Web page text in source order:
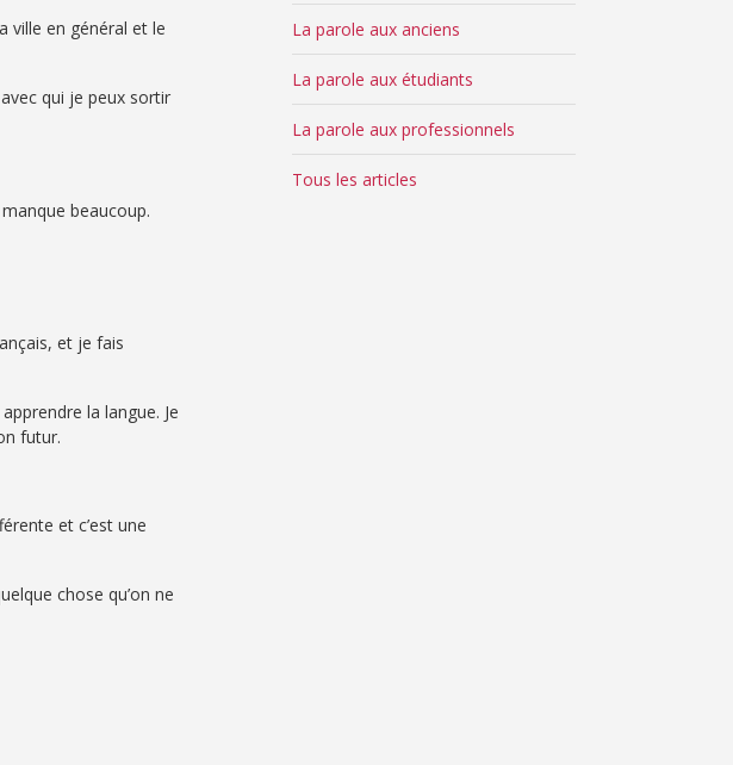
ville en général et le
avec qui je peux sortir
beaucoup.
et je fais
la langue. Je
futur.
et c’est une
chose qu’on ne
La parole aux anciens
La parole aux étudiants
La parole aux professionnels
Tous les articles